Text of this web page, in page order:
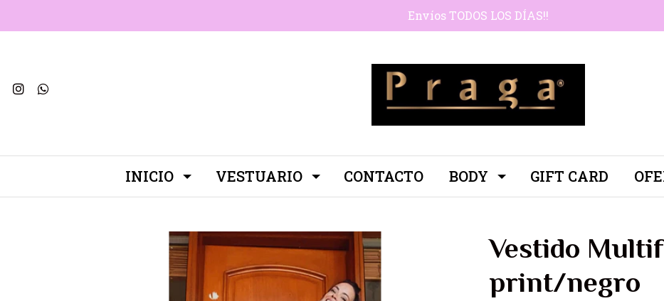
Envíos TODOS LOS DÍAS!!
INICIO VESTUARIO CONTACTO BODY GIFT CARD
Vestido
print/negro